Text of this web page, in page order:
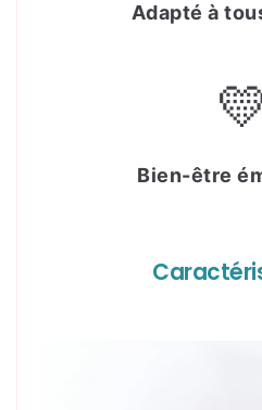
Adapté à
Bien-être